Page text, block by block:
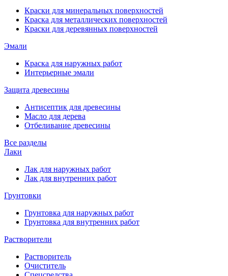
Краски для минеральных поверхностей
Краска для металлических поверхностей
Краски для деревянных поверхностей
Эмали
Краска для наружных работ
Интерьерные эмали
Защита древесины
Антисептик для древесины
Масло для дерева
Отбеливание древесины
Все разделы
Лаки
Лак для наружных работ
Лак для внутренних работ
Грунтовки
Грунтовка для наружных работ
Грунтовка для внутренних работ
Растворители
Растворитель
Очиститель